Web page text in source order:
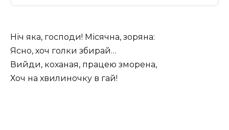
Ніч яка, господи! Місячна, зоряна:
Ясно, хоч голки збирай…
Вийди, коханая, працею зморена,
Хоч на хвилиночку в гай!